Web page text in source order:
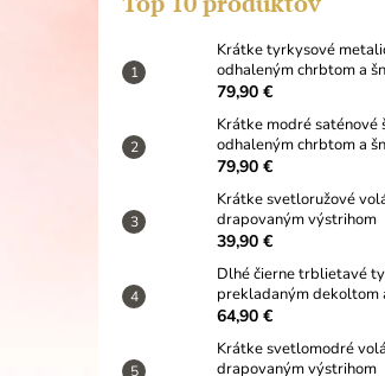
Krátke tyrkysové
odhaleným chrbtom a
79,90 €
Krátke modré saténové
odhaleným chrbtom a
79,90 €
Krátke svetloružové
drapovaným výstrihom
39,90 €
Dlhé čierne trblietavé
prekladaným dekoltom
64,90 €
Krátke svetlomodré
drapovaným výstrihom